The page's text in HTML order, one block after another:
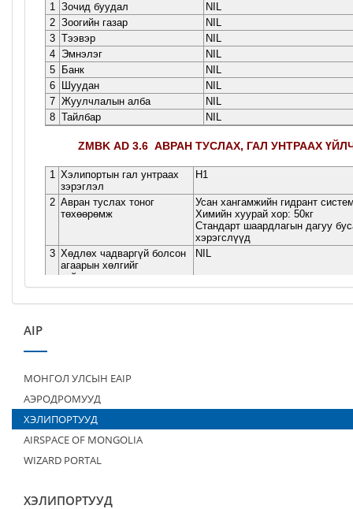
AIP
МОНГОЛ УЛСЫН EAIP
АЭРОДРОМУУД
ХЭЛИПОРТУУД
AIRSPACE OF MONGOLIA
WIZARD PORTAL
ХЭЛИПОРТУУД